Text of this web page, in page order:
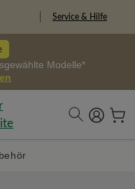
Service & Hilfe
Modelle*